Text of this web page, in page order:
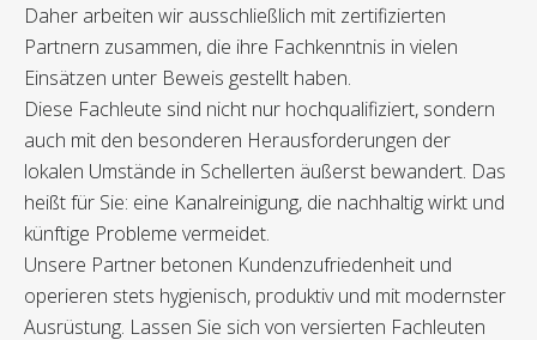
Daher arbeiten wir ausschließlich mit zertifizierten
Partnern zusammen, die ihre Fachkenntnis in vielen
Einsätzen unter Beweis gestellt haben.
Diese Fachleute sind nicht nur hochqualifiziert, sondern
auch mit den besonderen Herausforderungen der
lokalen Umstände in Schellerten äußerst bewandert. Das
heißt für Sie: eine Kanalreinigung, die nachhaltig wirkt und
künftige Probleme vermeidet.
Unsere Partner betonen Kundenzufriedenheit und
operieren stets hygienisch, produktiv und mit modernster
Ausrüstung. Lassen Sie sich von versierten Fachleuten